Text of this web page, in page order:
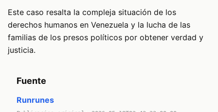
Este caso resalta la compleja situación de los
derechos humanos en Venezuela y la lucha de las
familias de los presos políticos por obtener verdad y
justicia.
Fuente
Runrunes